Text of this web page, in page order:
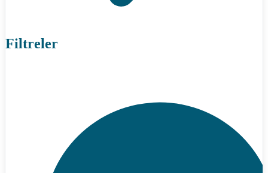
Filtreler